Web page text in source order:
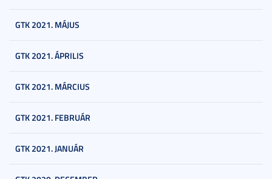
GTK 2021. MÁJUS
GTK 2021. ÁPRILIS
GTK 2021. MÁRCIUS
GTK 2021. FEBRUÁR
GTK 2021. JANUÁR